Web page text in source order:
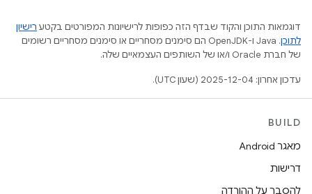
דוגמאות התוכן והקוד שבדף הזה כפופות לרישיונות המפורטים בקטע רישיון
לתוכן
.‏ Java ו-OpenJDK הם סימנים מסחריים או סימנים מסחריים רשומים
של חברת Oracle ו/או של השותפים העצמאיים שלה.
עדכון אחרון: 2025-12-04 (שעון UTC).
BUILD
מאגר Android
דרישות
להסבר על ההורדה